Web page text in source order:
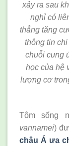
xảy ra sau
nghỉ có
thẳng tăng
thông tin
chuỗi cung
học của hệ
lượng cơ
Tôm sống
vannamei)
châu Á ưa